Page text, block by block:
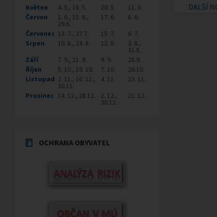
DALŠÍ
Květen
4. 5., 18. 5. 20. 5.
11. 5.
Červen
1. 6., 15. 6.,
29.6.
17. 6.
8. 6.
Červenec 13. 7., 27.7. 15. 7.
6. 7.
Srpen
10. 8., 24. 8. 12. 8. 3. 8.,
31.8.
Září
7. 9., 21. 9. 9. 9.
28.9.
Říjen
5. 10., 19. 10. 7. 10.
26.10.
Listopad 2. 11., 16. 11.,
30.11.
4. 11.
23. 11.
Prosinec 14. 12., 28.12. 2. 12.,
30.12.
21. 12.
OCHRANA OBYVATEL